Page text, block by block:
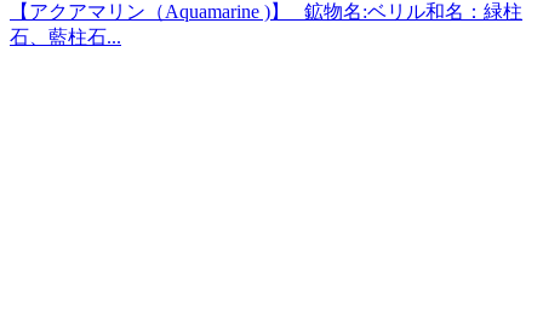
【アクアマリン（Aquamarine )】 鉱物名:ベリル和名：緑柱
石、藍柱石...